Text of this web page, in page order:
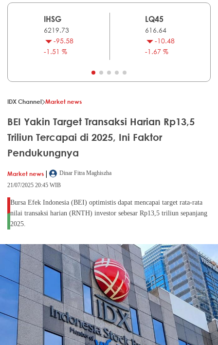
IHSG
6219.73
-95.58
-1.51 %
LQ45
616.64
-10.48
-1.67 %
IDX Channel Market news
BEI Yakin Target Transaksi Harian Rp13,5
Triliun Tercapai di 2025, Ini Faktor
Pendukungnya
Market news |
Dinar Fitra Maghiszha
21/07/2025 20:45 WIB
Bursa Efek Indonesia (BEI) optimistis dapat mencapai target rata-rata
nilai transaksi harian (RNTH) investor sebesar Rp13,5 triliun sepanjang
2025.